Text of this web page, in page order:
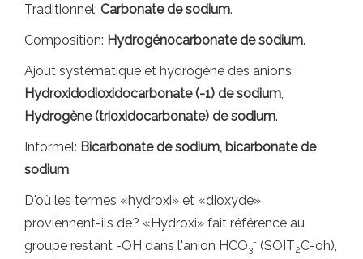
Traditionnel: Carbonate de sodium.
Composition: Hydrogénocarbonate de sodium.
Ajout systématique et hydrogène des anions:
Hydroxidodioxidocarbonate (-1) de sodium,
Hydrogène (trioxidocarbonate) de sodium.
Informel: Bicarbonate de sodium, bicarbonate de
sodium.
D'où les termes «hydroxi» et «dioxyde»
proviennent-ils de? «Hydroxi» fait référence au
groupe restant -OH dans l'anion HCO3
- (SOIT2C-oh),